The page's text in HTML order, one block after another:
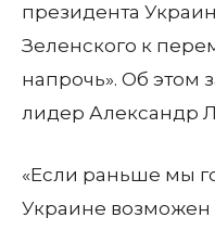
президента
Зеленского к
напрочь». Об этом
лидер Александр
«Если раньше мы
Украине